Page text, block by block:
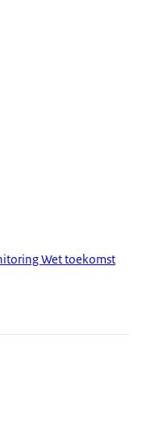
Wet toekomst